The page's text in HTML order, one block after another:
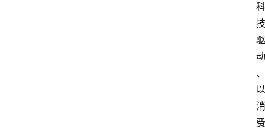
科
技
驱
动
、
以
消
费